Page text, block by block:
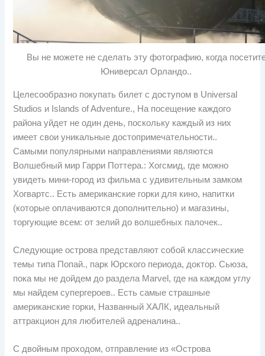
Вы не можете не сделать эту фотографию, когда
Юниверсал Орландо..
Целесообразно покупать билет с доступом в Universal
Studios и Islands of Adventure., На посещение каждого
района уйдет не один день, поскольку каждый из них
имеет свои уникальные достопримечательности..
Самыми популярными направлениями являются
Волшебный мир Гарри Поттера.: Хогсмид, где можно
увидеть мини-город из фильма с удивительным замком
Хогвартс.. Есть американские горки для кино, напитки
(которые оплачиваются дополнительно) и магазины,
торгующие всем: от зелий до волшебных палочек..
Следующие острова представляют собой классические
темы типа Попай., парк Юрского периода, доктор. Сьюза,
пока мы не дойдем до раздела Marvel, где на каждом углу
мы найдем супергероев.. Есть самые страшные
американские горки, Названный ХАЛК, идеальный
аттракцион для любителей адреналина..
С двойным проходом, отправление из «Острова